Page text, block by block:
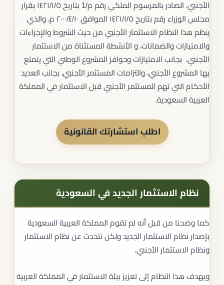
الأجنبي، الصادر بالمرسوم الملكي رقم م/1 بتاريخ ١٤٢١/١/٥ بقرار
مجلس الوزراء رقم بتاريخ ١٤٢١/١/٥ الموافق ٢٠٠٠/٤/١٠ م، والذي
ينظم هذا النظام الاستثمار الأجنبي من حيث الشروط والإجراءات
والامتيازات والضمانات، و الأنشطة المستثناة من الاستثمار
الأجنبي، بجانب الامتيازات وحوافز المشروع الوطني التي يتمتع
بها المشروع الأجنبي، والتزامات المستثمر الأجنبي، بجانب العديد
الأحكام التي تهم المستثمر الأجنبي قبل الاستثمار في المملكة
العربية السعودية.
اطلب استشارتك القانونية
نظام الاستثمار الجديد في السعودية
كما وضحنا من قبل أنه لم تقوم المملكة العربية السعودية
بإصدار نظام الاستثمار الجديد ولكن نتحدث عن نظام الاستثمار
ونظام الاستثمار الأجنبي.
ويهدف هذا النظام إلى تعزيز بيئة الاستثمار في المملكة العربية